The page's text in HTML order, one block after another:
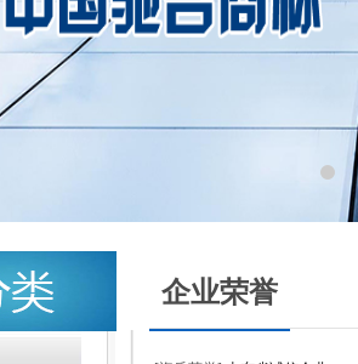
企业荣誉